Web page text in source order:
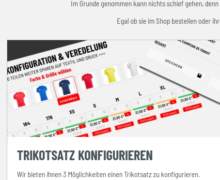
Im Grunde genommen kann nichts schief gehen,
Egal ob sie im Shop bestellen oder
TRIKOTSATZ KONFIGURIEREN
Wir bieten ihnen 3 Möglichkeiten einen Trikotsatz zu konfigurieren.